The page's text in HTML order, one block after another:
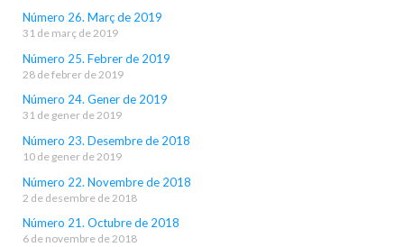
Número 26. Març de 2019
31 de març de 2019
Número 25. Febrer de 2019
28 de febrer de 2019
Número 24. Gener de 2019
31 de gener de 2019
Número 23. Desembre de 2018
10 de gener de 2019
Número 22. Novembre de 2018
2 de desembre de 2018
Número 21. Octubre de 2018
6 de novembre de 2018